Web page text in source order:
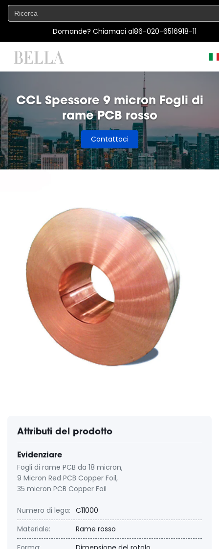
Domande? Chiamaci al86-020-6516918-11
CCL Spessore 9 micron Fogli di
rame PCB rosso
Contattaci
Attributi del prodotto
Evidenziare
Fogli di rame PCB da 18 micron,
9 Micron Red PCB Copper Foil,
35 micron PCB Copper Foil
Numero di lega: C11000
Materiale:
Rame rosso